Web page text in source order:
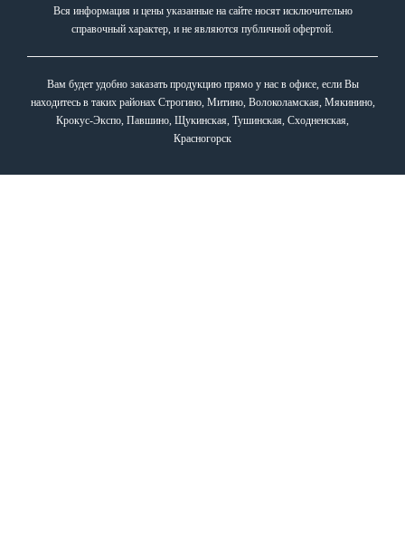
Вся информация и цены указанные на сайте носят исключительно
справочный характер, и не являются публичной офертой.
Вам будет удобно заказать продукцию прямо у нас в офисе, если Вы
находитесь в таких районах Строгино, Митино, Волоколамская, Мякинино,
Крокус-Экспо, Павшино, Щукинская, Тушинская, Сходненская,
Красногорск